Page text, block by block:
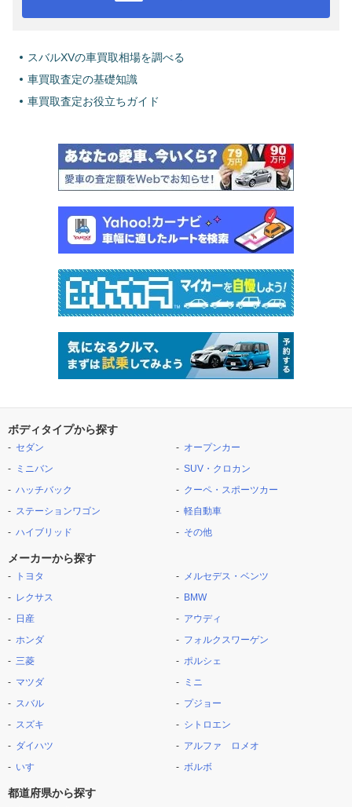
スバルXVの車買取相場を調べる
車買取査定の基礎知識
車買取査定お役立ちガイド
ボディタイプから探す
セダン
ミニバン
ハッチバック
ステーションワゴン
ハイブリッド
オープンカー
SUV・クロカン
クーペ・スポーツカー
軽自動車
その他
メーカーから探す
トヨタ
レクサス
日産
ホンダ
三菱
マツダ
スバル
スズキ
ダイハツ
いすゞ
メルセデス・ベンツ
BMW
アウディ
フォルクスワーゲン
ポルシェ
ミニ
プジョー
シトロエン
アルファ ロメオ
ボルボ
都道府県から探す